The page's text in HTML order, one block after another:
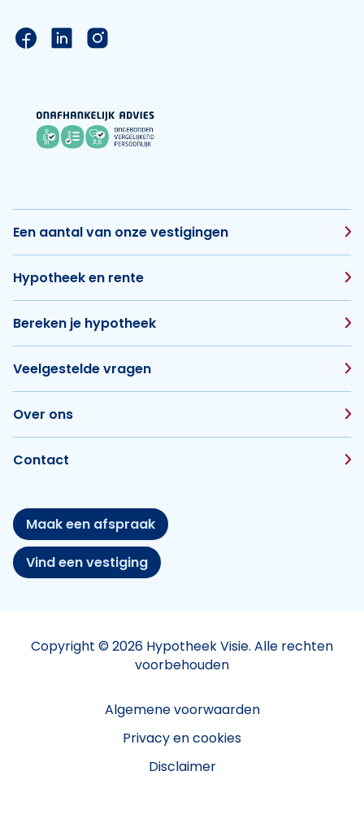
Link naar de Facebook pagina van Hypotheek
Link naar de LinkedIn pagina van
Link naar de Instagram pagina van
Een aantal van onze vestigingen
Hypotheek en rente
Bereken je hypotheek
Veelgestelde vragen
Over ons
Contact
Maak een afspraak
Vind een vestiging
Copyright © 2026 Hypotheek Visie. Alle rechten
voorbehouden
Algemene voorwaarden
Privacy en cookies
Disclaimer